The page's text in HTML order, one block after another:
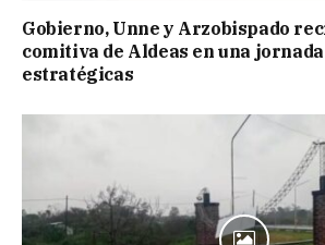
Gobierno, Unne y Arzobispado
comitiva de Aldeas en una
estratégicas